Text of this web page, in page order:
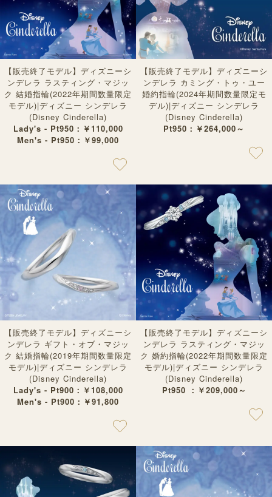
【販売終了モデル】ディズニーシ
ンデレラ ラスティング・マジッ
ク 結婚指輪(2022年期間数量限定
モデル)|ディズニー シンデレラ
(Disney Cinderella)
Lady's - Pt950：￥110,000
Men's - Pt950：￥99,000
【販売終了モデル】ディズニーシ
ンデレラ カミング・トゥ・ユー
婚約指輪(2024年期間数量限定モ
デル)|ディズニー シンデレラ
(Disney Cinderella)
Pt950：￥264,000～
【販売終了モデル】ディズニーシ
ンデレラ ギフト・オブ・マジッ
ク 結婚指輪(2019年期間数量限定
モデル)|ディズニー シンデレラ
(Disney Cinderella)
Lady's - Pt900：￥108,000
Men's - Pt900：￥91,800
【販売終了モデル】ディズニーシ
ンデレラ ラスティング・マジッ
ク 婚約指輪(2022年期間数量限定
モデル)|ディズニー シンデレラ
(Disney Cinderella)
Pt950 ：￥209,000～